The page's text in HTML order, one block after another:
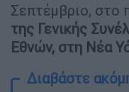
Σεπτέμβριο, στο
της Γενικής
Εθνών, στη Νέα
Διαβάστε